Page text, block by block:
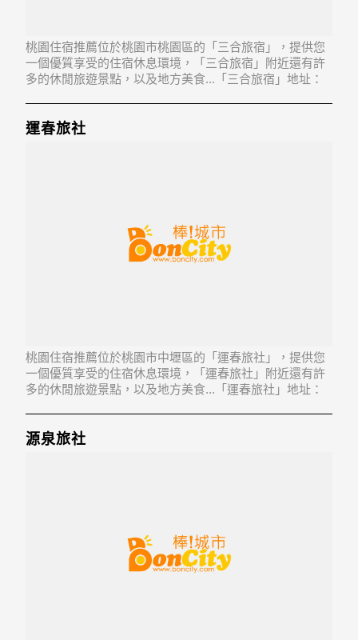
桃園住宿推薦位於桃園市桃園區的「三合旅宿」，提供您
一個優質享受的住宿休息環境，「三合旅宿」附近還有許
多的休閒旅遊景點，以及地方美食...「三合旅宿」地址：
運春旅社
桃園住宿推薦位於桃園市中壢區的「運春旅社」，提供您
一個優質享受的住宿休息環境，「運春旅社」附近還有許
多的休閒旅遊景點，以及地方美食...「運春旅社」地址：
源泉旅社